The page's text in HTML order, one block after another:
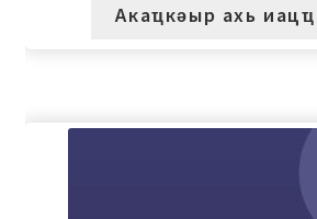
Акаҵкәыр ахь